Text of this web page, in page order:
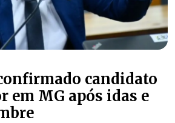
candidato
em MG após idas e